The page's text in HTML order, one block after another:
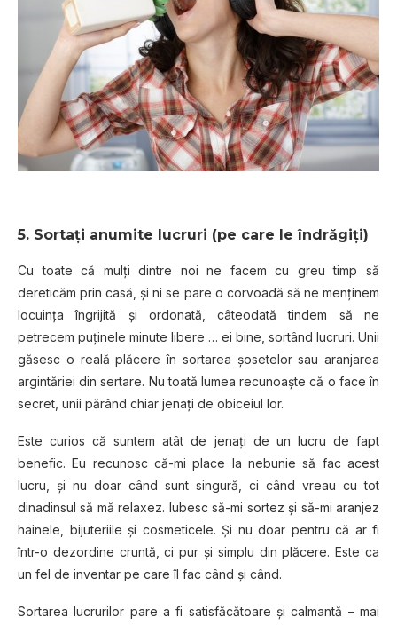
5. Sortați anumite lucruri (pe care le îndrăgiți)
Cu toate că mulți dintre noi ne facem cu greu timp să
dereticăm prin casă, și ni se pare o corvoadă să ne menținem
locuința îngrijită și ordonată, câteodată tindem să ne
petrecem puținele minute libere … ei bine, sortând lucruri. Unii
găsesc o reală plăcere în sortarea șosetelor sau aranjarea
argintăriei din sertare. Nu toată lumea recunoaște că o face în
secret, unii părând chiar jenați de obiceiul lor.
Este curios că suntem atât de jenați de un lucru de fapt
benefic. Eu recunosc că-mi place la nebunie să fac acest
lucru, și nu doar când sunt singură, ci când vreau cu tot
dinadinsul să mă relaxez. Iubesc să-mi sortez și să-mi aranjez
hainele, bijuteriile și cosmeticele. Și nu doar pentru că ar fi
într-o dezordine cruntă, ci pur și simplu din plăcere. Este ca
un fel de inventar pe care îl fac când și când.
Sortarea lucrurilor pare a fi satisfăcătoare și calmantă – mai